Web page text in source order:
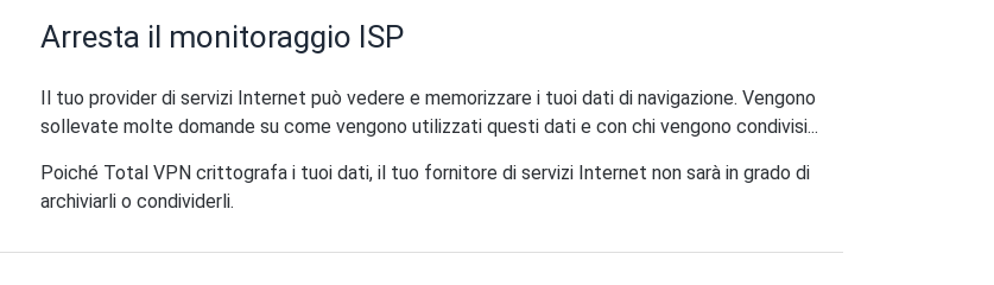
Arresta il monitoraggio ISP
Il tuo provider di servizi Internet può vedere e memorizzare i tuoi dati di navigazione. Vengono
sollevate molte domande su come vengono utilizzati questi dati e con chi vengono condivisi...
Poiché Total VPN crittografa i tuoi dati, il tuo fornitore di servizi Internet non sarà in grado di
archiviarli o condividerli.